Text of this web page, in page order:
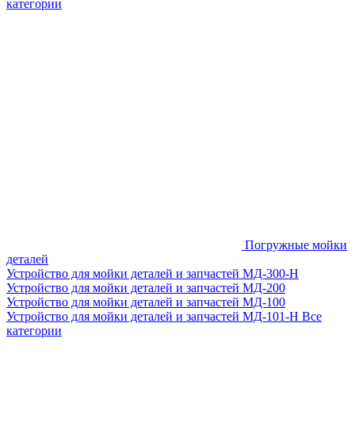
категории
Погружные мойки
деталей
Устройство для мойки деталей и запчастей МД-300-H
Устройство для мойки деталей и запчастей МД-200
Устройство для мойки деталей и запчастей МД-100
Устройство для мойки деталей и запчастей МД-101-Н Все
категории